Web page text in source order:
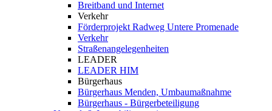
Breitband und Internet
Verkehr
Förderprojekt Radweg Untere Promenade
Verkehr
Straßenangelegenheiten
LEADER
LEADER HIM
Bürgerhaus
Bürgerhaus Menden, Umbaumaßnahme
Bürgerhaus - Bürgerbeteiligung